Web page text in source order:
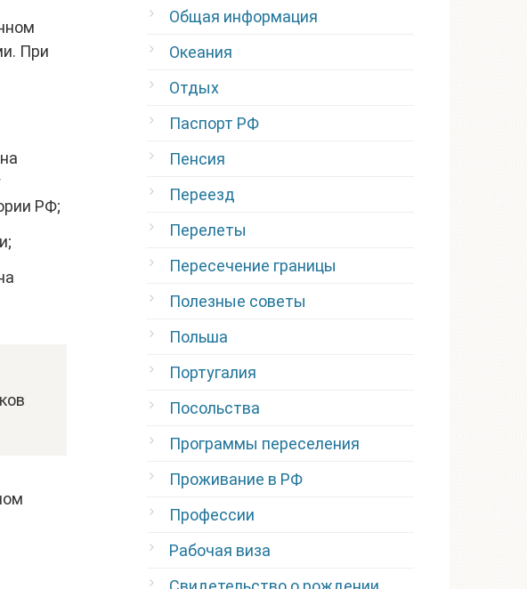
При
РФ;
Общая информация
Океания
Отдых
Паспорт РФ
Пенсия
Переезд
Перелеты
Пересечение границы
Полезные советы
Польша
Португалия
Посольства
Программы переселения
Проживание в РФ
Профессии
Рабочая виза